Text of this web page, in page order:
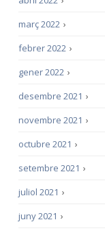
›
març 2022
›
febrer 2022
›
gener 2022
›
desembre 2021
›
novembre 2021
›
octubre 2021
›
setembre 2021
›
juliol 2021
›
juny 2021